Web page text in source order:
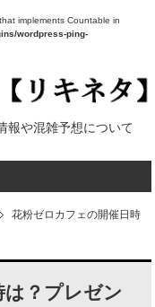
implements Countable in
wordpress-ping-
報や混雑予想について
花粉ゼロカフェの開催日時
？プレゼン